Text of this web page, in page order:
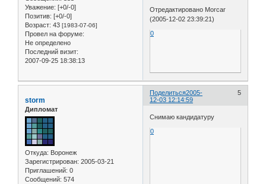
Уважение: [+0/-0]
Позитив: [+0/-0]
Возраст: 43 [1983-07-06]
Провел на форуме:
Не определено
Последний визит:
2007-09-25 18:38:13
Отредактировано Morcar
(2005-12-02 23:39:21)
0
Поделиться 5
2005-
12-03 12:14:59
storm
Дипломат
Откуда: Воронеж
Зарегистрирован: 2005-03-21
Приглашений: 0
Сообщений: 574
Снимаю кандидатуру
0